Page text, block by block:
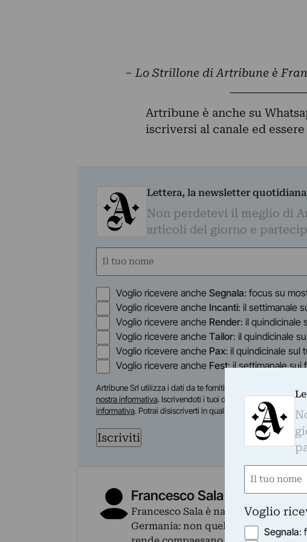
– Lo Strillone di Artribune è
Artribune è anche su
iscriversi al canale ed
Lettera, la newsletter quotidiana
Non perdetevi il meglio di
articoli del giorno e
Nome
Nome
Opzioni
Voglio ricevere anche Segnala: focus su
Voglio ricevere anche Incanti: il settimanale
Voglio ricevere anche Render: il quindicinale
Voglio ricevere anche Tailor: il quindicinale
Voglio ricevere anche Pax: il quindicinale sul
Voglio ricevere anche Fest: il settimanale sui
Artribune Srl utilizza i dati da te forniti per tenerti informato
nostra informativa. Iscrivendoti i tuoi dati personali verranno
informativa. Potrai disiscriverti in qualsiasi momento con
Iscriviti
Francesco Sala
Francesco Sala è nato un mesetto
Germania: non quelli ai rigori
Nome
Voglio
Segnala: